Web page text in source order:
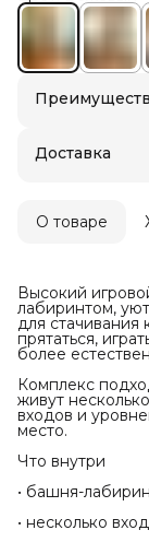
Доставка в
Доставка
О товаре
Высокий
лабиринтом,
для стачивания
прятаться,
более
Комплекс
живут
входов и
место.
Что внутри
• башня-
• несколько